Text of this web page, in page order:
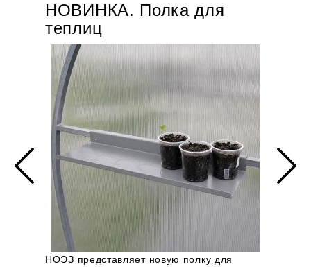
НОВИНКА. Полка для
теплиц
НОЭЗ представляет новую полку для